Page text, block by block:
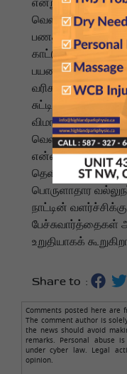
பணத்தைப்
காட்டுவதாக
பயணங்களுக்குப்
வரிகளை
விமானப்படை
வெளிநாட்டுப்
என்ன நன்மைகள்
தெளிவுபடுத்த
பொருளாதார
நாட்டின் வளர்ச்சிக்கு
பேச்சுவார்த்தைகள்
உறுதியாகக்
Share to :
Comments posted here are
The comment author is
the news should avoid
remarks. Personal abuse
under cyber law. Legal
opinion.